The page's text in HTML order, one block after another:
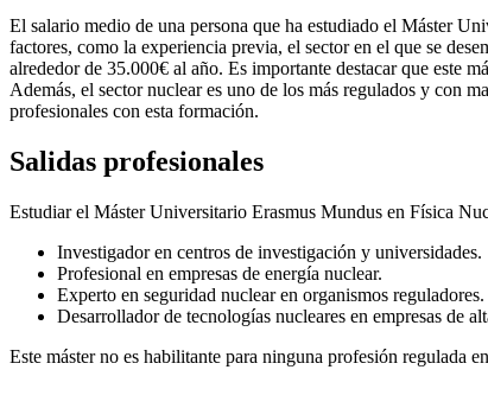
El salario medio de una persona que ha estudiado el Máster
factores, como la experiencia previa, el sector en el que se
alrededor de 35.000€ al año. Es importante destacar que este
Además, el sector nuclear es uno de los más regulados y con
profesionales con esta formación.
Salidas profesionales
Estudiar el Máster Universitario Erasmus Mundus en Física
Investigador en centros de investigación y universidades.
Profesional en empresas de energía nuclear.
Experto en seguridad nuclear en organismos reguladores.
Desarrollador de tecnologías nucleares en empresas de
Este máster no es habilitante para ninguna profesión regulada